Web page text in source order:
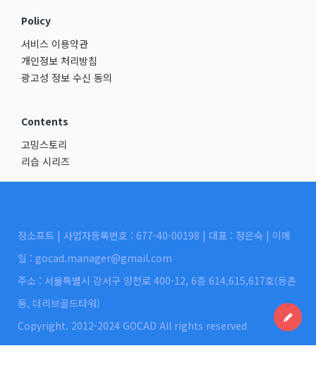
Policy
서비스 이용약관
개인정보 처리방침
광고성 정보 수신 동의
Contents
고밍스토리
리습 시리즈
정소프트 | 사업자등록번호 : 677-40-00198 | 대표 : 정은숙 | 이메
일 : gocad.manager@gmail.com
주소 : 서울특별시 강서구 양천로 400-12, 6층 614,615,617호(등촌
동, 더리브골드타워)
Copyright. 2012-2024 GOCAD All rights reserved